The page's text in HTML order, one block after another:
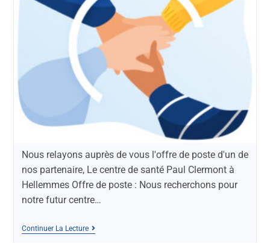
Nous relayons auprès de vous l'offre de poste d'un de
nos partenaire, Le centre de santé Paul Clermont à
Hellemmes Offre de poste : Nous recherchons pour
notre futur centre…
Continuer La Lecture